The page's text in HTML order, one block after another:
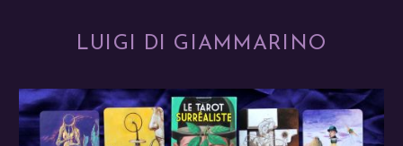
LUIGI DI GIAMMARINO